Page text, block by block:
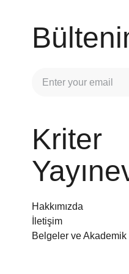
Kriter
Hakkımızda
İletişim
Belgeler ve